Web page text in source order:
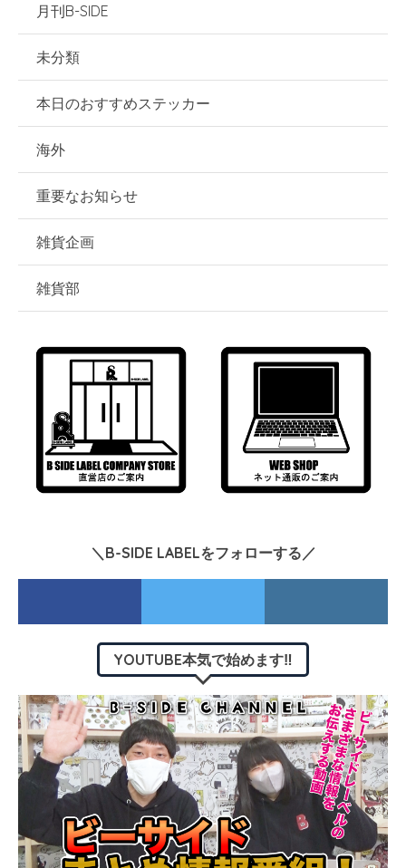
月刊B-SIDE
未分類
本日のおすすめステッカー
海外
重要なお知らせ
雑貨企画
雑貨部
＼B-SIDE LABELをフォローする／
YOUTUBE本気で始めます‼︎